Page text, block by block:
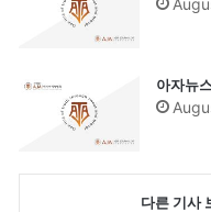
아자뉴
다른 기사